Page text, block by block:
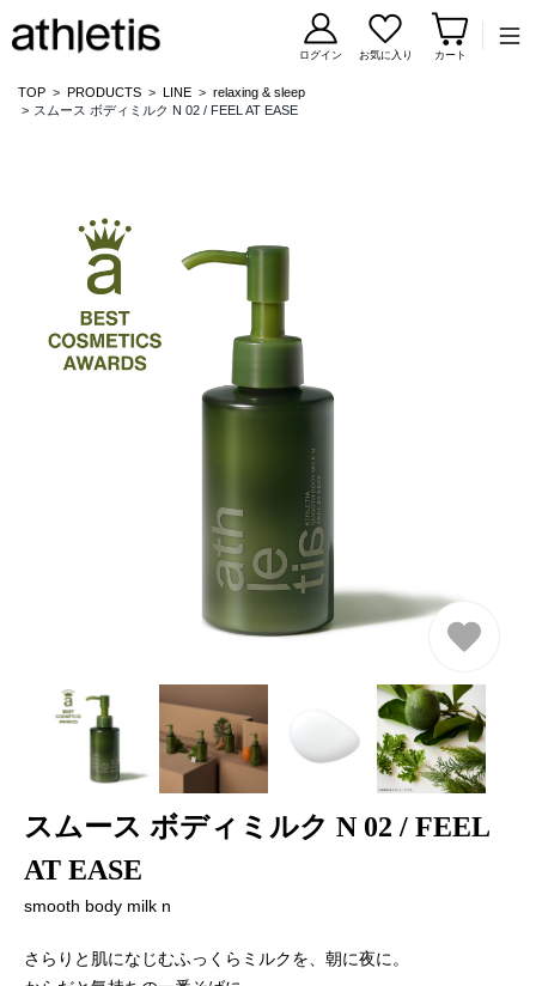
コンテンツに移動
ログイン お気に入り カート
TOP PRODUCTS LINE
relaxing & sleep
スムース ボディミルク N 02 / FEEL AT EASE
スムース ボディミルク N 02 / FEEL
AT EASE
smooth body milk n
さらりと肌になじむふっくらミルクを、朝に夜に。